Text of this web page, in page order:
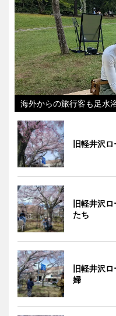
海外からの旅行客も足水
旧軽井沢
旧軽井沢
たち
旧軽井沢
婦